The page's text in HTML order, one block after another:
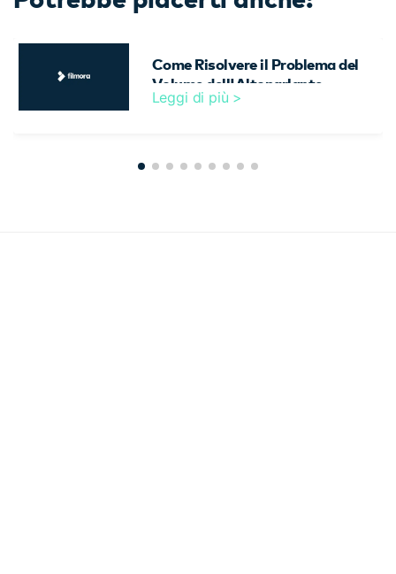
Come Risolvere il Problema del
Volume dell'Altoparlante
dell'iPhone Troppo Basso?
Leggi di più >